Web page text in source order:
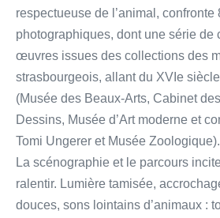
respectueuse de l’animal, confronte
photographiques, dont une série de
œuvres issues des collections des
strasbourgeois, allant du XVIe
(Musée des Beaux-Arts, Cabinet
Dessins, Musée d’Art moderne et
Tomi Ungerer et Musée Zoologique).
La scénographie et le parcours
ralentir. Lumière tamisée,
douces, sons lointains d’animaux :